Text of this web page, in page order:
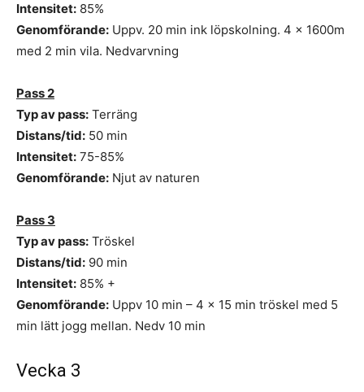
Intensitet: 85%
Genomförande: Uppv. 20 min ink löpskolning. 4 x 1600m
med 2 min vila. Nedvarvning
Pass 2
Typ av pass: Terräng
Distans/tid: 50 min
Intensitet: 75-85%
Genomförande: Njut av naturen
Pass 3
Typ av pass: Tröskel
Distans/tid: 90 min
Intensitet: 85% +
Genomförande: Uppv 10 min – 4 x 15 min tröskel med 5
min lätt jogg mellan. Nedv 10 min
Vecka 3